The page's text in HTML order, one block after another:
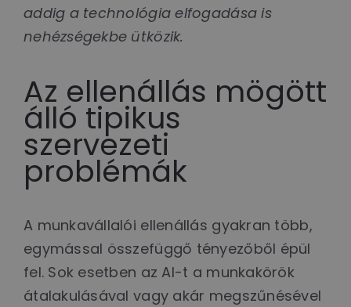
addig a technológia elfogadása is
nehézségekbe ütközik.
Az ellenállás mögött
álló tipikus
szervezeti
problémák
A munkavállalói ellenállás gyakran több,
egymással összefüggő tényezőből épül
fel. Sok esetben az AI-t a munkakörök
átalakulásával vagy akár megszűnésével